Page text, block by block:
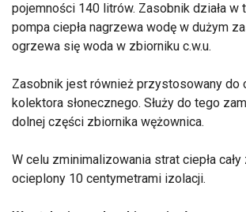
pojemności 140 litrów. Zasobnik działa w
pompa ciepła nagrzewa wodę w dużym
ogrzewa się woda w zbiorniku c.w.u.
Zasobnik jest również przystosowany do
kolektora słonecznego. Służy do tego
dolnej części zbiornika wężownica.
W celu zminimalizowania strat ciepła
ocieplony 10 centymetrami izolacji.